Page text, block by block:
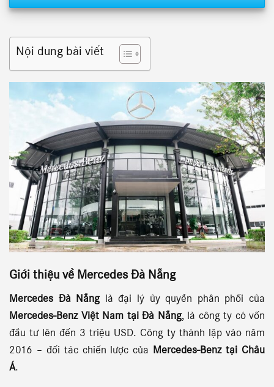
Nội dung bài viết
Giới thiệu về Mercedes Đà Nẵng
Mercedes Đà Nẵng
là đại lý ủy quyền phân phối của
Mercedes-Benz Việt Nam tại Đà Nẵng, là công ty có vốn
đầu tư lên đến 3 triệu USD. Công ty thành lập vào năm
2016 – đối tác chiến lược của
Mercedes-Benz tại Châu
Á.